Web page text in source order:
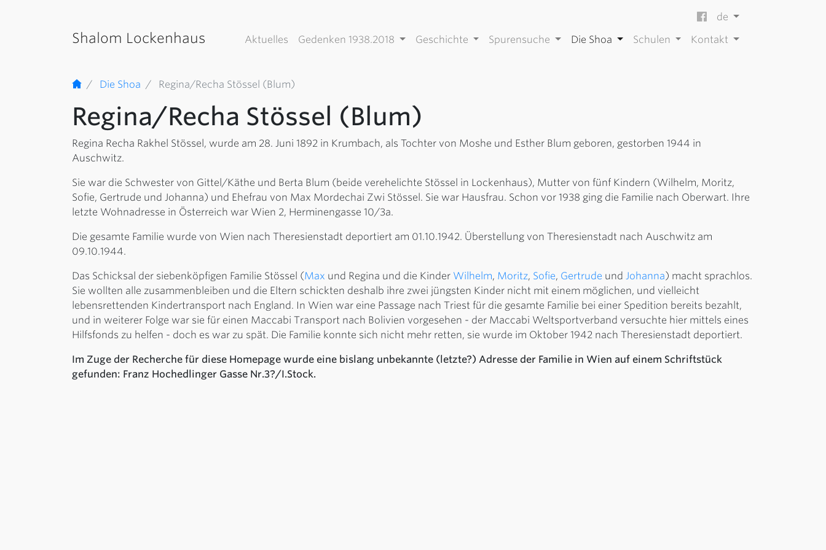
de
Shalom Lockenhaus Aktuelles Gedenken 1938.2018 Geschichte Spurensuche Die Shoa Schulen Kontakt
Die Shoa Regina/Recha Stössel (Blum)
Regina/Recha Stössel (Blum)
Regina Recha Rakhel Stössel, wurde am 28. Juni 1892 in Krumbach, als Tochter von Moshe und Esther Blum geboren, gestorben 1944 in
Auschwitz.
Sie war die Schwester von Gittel/Käthe und Berta Blum (beide verehelichte Stössel in Lockenhaus), Mutter von fünf Kindern (Wilhelm, Moritz,
Sofie, Gertrude und Johanna) und Ehefrau von Max Mordechai Zwi Stössel. Sie war Hausfrau. Schon vor 1938 ging die Familie nach Oberwart. Ihre
letzte Wohnadresse in Österreich war Wien 2, Herminengasse 10/3a.
Die gesamte Familie wurde von Wien nach Theresienstadt deportiert am 01.10.1942. Überstellung von Theresienstadt nach Auschwitz am
09.10.1944.
Das Schicksal der siebenköpfigen Familie Stössel (Max und Regina und die Kinder Wilhelm, Moritz, Sofie, Gertrude und Johanna) macht sprachlos.
Sie wollten alle zusammenbleiben und die Eltern schickten deshalb ihre zwei jüngsten Kinder nicht mit einem möglichen, und vielleicht
lebensrettenden Kindertransport nach England. In Wien war eine Passage nach Triest für die gesamte Familie bei einer Spedition bereits bezahlt,
und in weiterer Folge war sie für einen Maccabi Transport nach Bolivien vorgesehen - der Maccabi Weltsportverband versuchte hier mittels eines
Hilfsfonds zu helfen - doch es war zu spät. Die Familie konnte sich nicht mehr retten, sie wurde im Oktober 1942 nach Theresienstadt deportiert.
Im Zuge der Recherche für diese Homepage wurde eine bislang unbekannte (letzte?) Adresse der Familie in Wien auf einem Schriftstück
gefunden: Franz Hochedlinger Gasse Nr.3?/I.Stock.